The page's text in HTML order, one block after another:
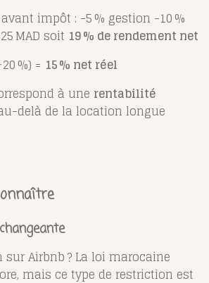
impôt : -5 % gestion -10 %
MAD soit 19 % de rendement net
%) = 15 % net réel
à une rentabilité
delà de la location longue
sur Airbnb ? La loi marocaine
mais ce type de restriction est